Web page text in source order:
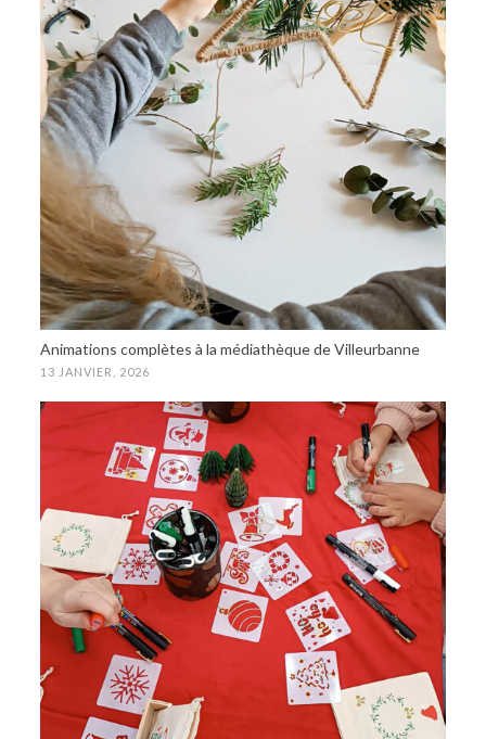
Animations complètes à la médiathèque de Villeurbanne
13 JANVIER, 2026